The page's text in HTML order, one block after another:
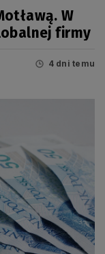
W
firmy
4 dni temu